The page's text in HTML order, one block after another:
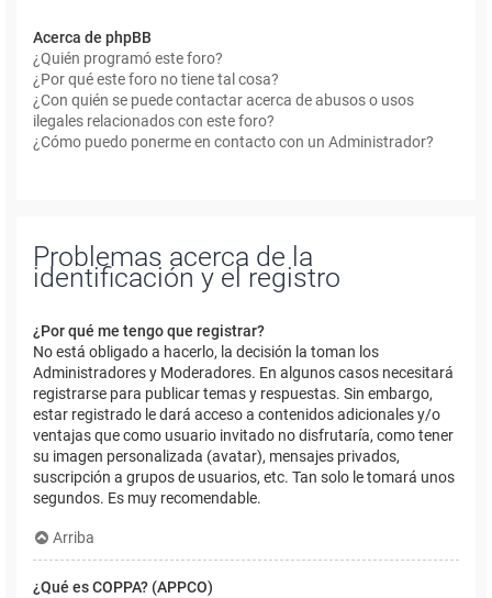
Acerca de phpBB
¿Quién programó este foro?
¿Por qué este foro no tiene tal cosa?
¿Con quién se puede contactar acerca de abusos o usos
ilegales relacionados con este foro?
¿Cómo puedo ponerme en contacto con un Administrador?
Problemas acerca de la
identificación y el registro
¿Por qué me tengo que registrar?
No está obligado a hacerlo, la decisión la toman los
Administradores y Moderadores. En algunos casos necesitará
registrarse para publicar temas y respuestas. Sin embargo,
estar registrado le dará acceso a contenidos adicionales y/o
ventajas que como usuario invitado no disfrutaría, como tener
su imagen personalizada (avatar), mensajes privados,
suscripción a grupos de usuarios, etc. Tan solo le tomará unos
segundos. Es muy recomendable.
Arriba
¿Qué es COPPA? (APPCO)